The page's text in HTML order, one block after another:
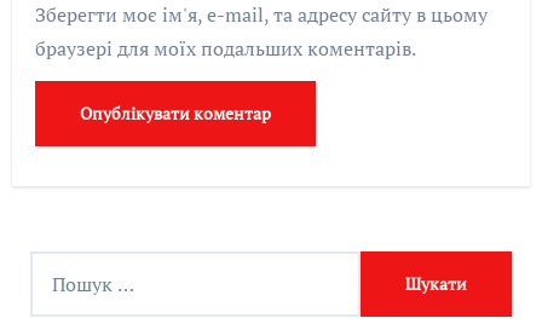
Зберегти моє ім'я, e-mail, та адресу сайту в цьому
браузері для моїх подальших коментарів.